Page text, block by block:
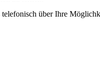
über Ihre